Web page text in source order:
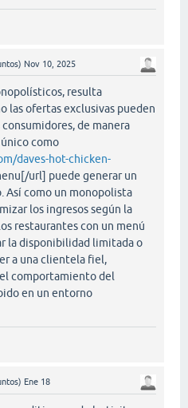
Nov 10, 2025
resulta
las ofertas exclusivas pueden
de manera
como
daves-hot-chicken-
url] puede generar un
Así como un monopolista
los ingresos según la
restaurantes con un menú
la disponibilidad limitada o
a una clientela fiel,
comportamiento del
en un entorno
Ene 18